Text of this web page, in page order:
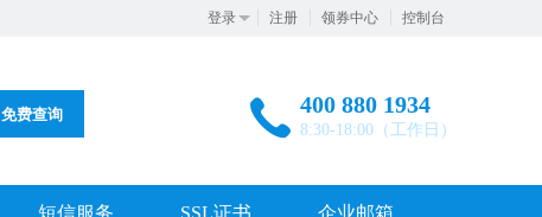
登录 注册 领券中心 控制台
免费查询 400 880 1934
8:30-18:00（工作日）